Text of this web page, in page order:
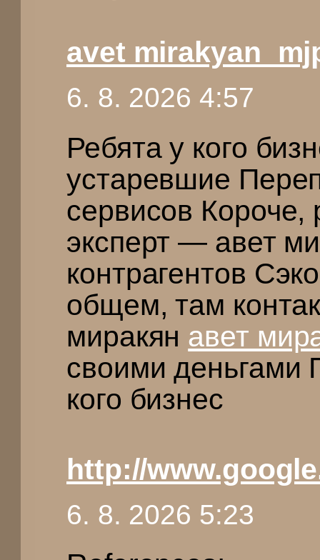
avet
6. 8. 2026 4:57
Ребята у кого
устаревшие
сервисов Короче,
эксперт — авет
контрагентов
общем, там
миракян авет
своими деньгами
кого бизнес
http://
6. 8. 2026 5:23